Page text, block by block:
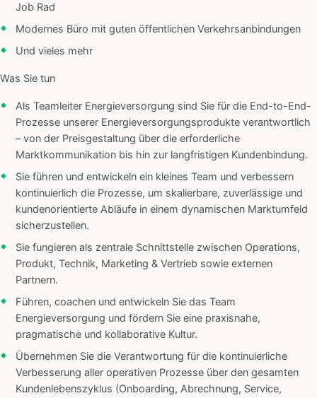
Job Rad
Modernes Büro mit guten öffentlichen Verkehrsanbindungen
Und vieles mehr
Was Sie tun
Als Teamleiter Energieversorgung sind Sie für die End-to-End-
Prozesse unserer Energieversorgungsprodukte verantwortlich
– von der Preisgestaltung über die erforderliche
Marktkommunikation bis hin zur langfristigen Kundenbindung.
Sie führen und entwickeln ein kleines Team und verbessern
kontinuierlich die Prozesse, um skalierbare, zuverlässige und
kundenorientierte Abläufe in einem dynamischen Marktumfeld
sicherzustellen.
Sie fungieren als zentrale Schnittstelle zwischen Operations,
Produkt, Technik, Marketing & Vertrieb sowie externen
Partnern.
Führen, coachen und entwickeln Sie das Team
Energieversorgung und fördern Sie eine praxisnahe,
pragmatische und kollaborative Kultur.
Übernehmen Sie die Verantwortung für die kontinuierliche
Verbesserung aller operativen Prozesse über den gesamten
Kundenlebenszyklus (Onboarding, Abrechnung, Service,